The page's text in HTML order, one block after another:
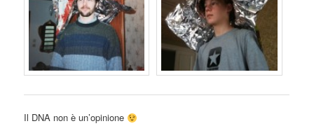
Il DNA non è un’opinione